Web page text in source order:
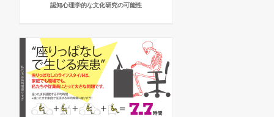
認知心理学的な文化研究の可能性